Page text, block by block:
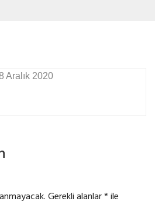
Aralık 2020
Gerekli alanlar*ile